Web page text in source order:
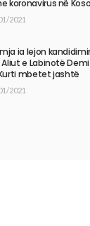
koronavirus në
2021
ia lejon
Aliut e Labinotë
mbetet jashtë
2021